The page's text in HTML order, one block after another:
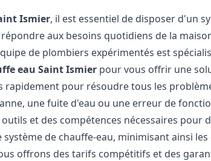
Ismier, il est essentiel de disposer d'un
aux besoins quotidiens de la
de plombiers expérimentés est
eau Saint Ismier pour vous offrir une
rapidement pour résoudre tous les
une fuite d'eau ou une erreur de
et des compétences nécessaires pour
de chauffe-eau, minimisant ainsi
offrons des tarifs compétitifs et des